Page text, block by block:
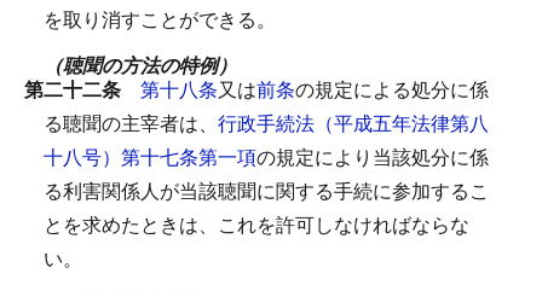
を取り消すことができる。
（聴聞の方法の特例）
第二十二条 第十八条又は前条の規定による処分に係
る聴聞の主宰者は、 行政手続法（平成五年法律第八
十八号）第十七条第一項の規定により当該処分に係
る利害関係人が当該聴聞に関する手続に参加するこ
とを求めたときは、これを許可しなければならな
い。